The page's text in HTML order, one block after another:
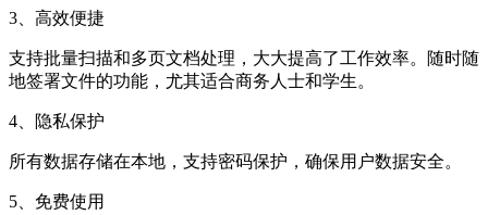
3、高效便捷
支持批量扫描和多页文档处理，大大提高了工作效率。随时随
地签署文件的功能，尤其适合商务人士和学生。
4、隐私保护
所有数据存储在本地，支持密码保护，确保用户数据安全。
5、免费使用